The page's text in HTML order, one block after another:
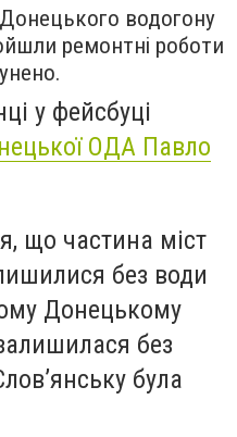
водогону
ремонтні роботи
у фейсбуці
ОДА Павло
що частина міст
без води
Донецькому
без
була